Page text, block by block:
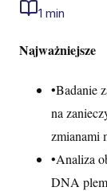
1 min
Najważniejsze
•Badanie
na
zmianami
•Analiza
DNA